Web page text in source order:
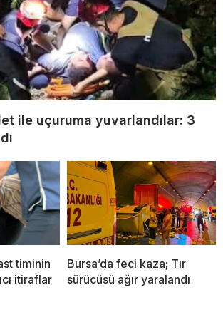
ile uçuruma yuvarlandılar: 3
timinin
itiraflar
Bursa’da feci kaza; Tır
sürücüsü ağır yaralandı